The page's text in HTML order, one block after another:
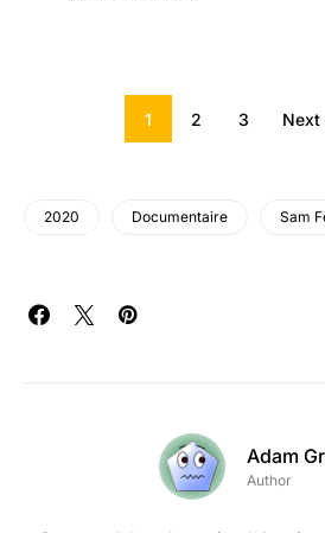
1 2 3 Next
2020 Documentaire Sam
Adam
Author